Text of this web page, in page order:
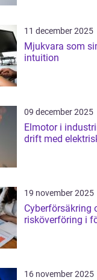
11 december 2025
Mjukvara som
intuition
09 december 2025
Elmotor i
drift med
19 november 2025
Cyberförsäkring
risköverföring i
16 november 2025